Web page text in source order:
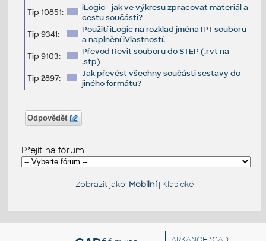
Tip 10851:
iLogic - jak ve výkresu zpracovat materiál a
cestu součásti?
Tip 9341:
Použití iLogic na rozklad jména IPT souboru
a naplnění iVlastností.
Tip 9103:
Převod Revit souboru do STEP (.rvt na
.stp)
Tip 2897:
Jak převést všechny součásti sestavy do
jiného formátu?
Odpovědět
Přejít na fórum
Zobrazit jako: Mobilní| Klasické